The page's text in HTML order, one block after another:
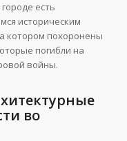
есть
историческим
котором похоронены
погибли на
войны.
во